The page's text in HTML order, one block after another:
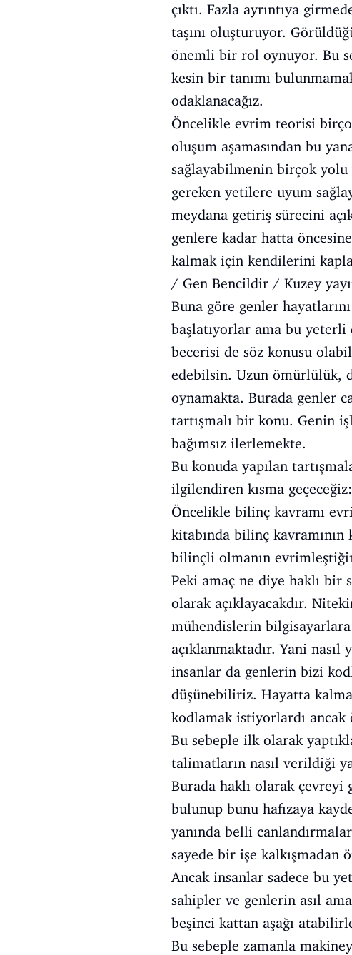
çıktı. Fazla ayrıntıya
taşını oluşturuyor.
önemli bir rol oynuyor. Bu
kesin bir tanımı
odaklanacağız.
Öncelikle evrim teorisi
oluşum aşamasından bu
sağlayabilmenin birçok
gereken yetilere uyum
meydana getiriş sürecini
genlere kadar hatta
kalmak için kendilerini
/ Gen Bencildir / Kuzey
Buna göre genler
başlatıyorlar ama bu yeterli
becerisi de söz konusu
edebilsin. Uzun ömürlülük,
oynamakta. Burada genler
tartışmalı bir konu. Genin
bağımsız ilerlemekte.
Bu konuda yapılan
ilgilendiren kısma
Öncelikle bilinç kavramı
kitabında bilinç
bilinçli olmanın
Peki amaç ne diye haklı bir
olarak açıklayacakdır.
mühendislerin
açıklanmaktadır. Yani
insanlar da genlerin bizi
düşünebiliriz. Hayatta
kodlamak istiyorlardı
Bu sebeple ilk olarak
talimatların nasıl verildiği
Burada haklı olarak çevreyi
bulunup bunu hafızaya
yanında belli
sayede bir işe kalkışmadan
Ancak insanlar sadece bu
sahipler ve genlerin asıl
beşinci kattan aşağı
Bu sebeple zamanla